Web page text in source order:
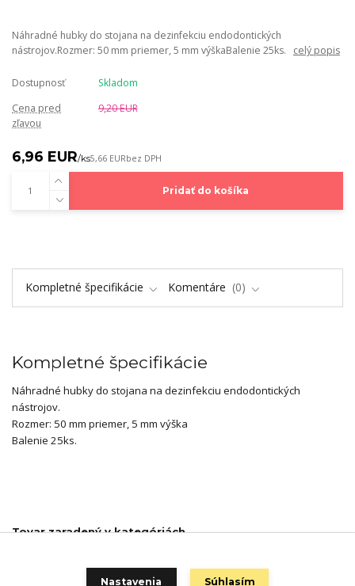
Náhradné hubky do stojana na dezinfekciu endodontických
nástrojov.Rozmer: 50 mm priemer, 5 mm výškaBalenie 25ks. celý popis
Dostupnosť
Skladom
Cena pred
zľavou
9,20 EUR
6,96 EUR/ks5,66 EURbez DPH
Pridať do košíka
Kompletné špecifikácie Komentáre 0
Kompletné špecifikácie
Náhradné hubky do stojana na dezinfekciu endodontických
nástrojov.
Rozmer: 50 mm priemer, 5 mm výška
Balenie 25ks.
Tovar zaradený v kategóriách
Nastavenia Súhlasím